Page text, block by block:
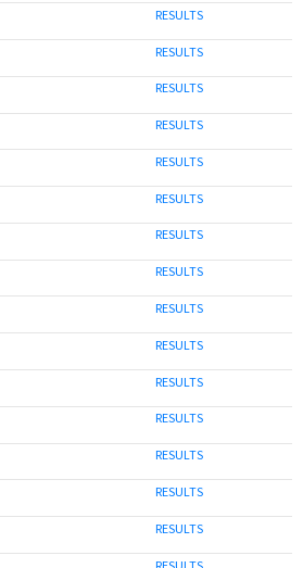
RESULTS
RESULTS
RESULTS
RESULTS
RESULTS
RESULTS
RESULTS
RESULTS
RESULTS
RESULTS
RESULTS
RESULTS
RESULTS
RESULTS
RESULTS
RESULTS